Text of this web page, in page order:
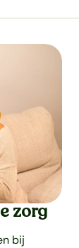
zorg
bij